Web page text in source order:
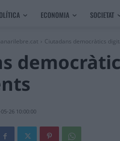
ECONOMIA SOCIETAT
Ciutadans democràtics
26 10:00:00